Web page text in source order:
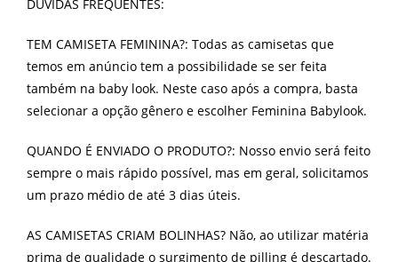
DÚVIDAS FREQUENTES:
TEM CAMISETA FEMININA?: Todas as camisetas que
temos em anúncio tem a possibilidade se ser feita
também na baby look. Neste caso após a compra, basta
selecionar a opção gênero e escolher Feminina Babylook.
QUANDO É ENVIADO O PRODUTO?: Nosso envio será feito
sempre o mais rápido possível, mas em geral, solicitamos
um prazo médio de até 3 dias úteis.
AS CAMISETAS CRIAM BOLINHAS? Não, ao utilizar matéria
prima de qualidade o surgimento de pilling é descartado.